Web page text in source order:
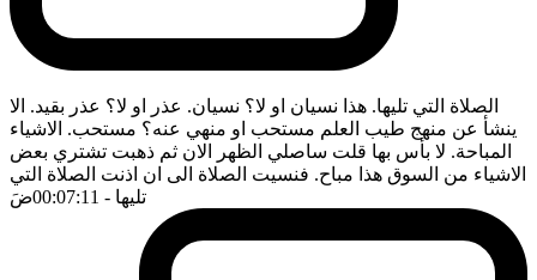
الصلاة التي تليها. هذا نسيان او لا؟ نسيان. عذر او لا؟ عذر بقيد. الا
ينشأ عن منهج طيب العلم مستحب او منهي عنه؟ مستحب. الاشياء
المباحة. لا بأس بها قلت ساصلي الظهر الان ثم ذهبت تشتري بعض
الاشياء من السوق هذا مباح. فنسيت الصلاة الى ان اذنت الصلاة التي
تليها - 00:07:11 ضَ